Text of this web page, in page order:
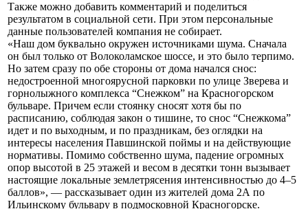
Также можно добавить комментарий и поделиться
результатом в социальной сети. При этом персональные
данные пользователей компания не собирает.
«Наш дом буквально окружен источниками шума. Сначала
он был только от Волоколамское шоссе, и это было терпимо.
Но затем сразу по обе стороны от дома начался снос:
недостроенной многоярусной парковки по улице Зверева и
горнолыжного комплекса “Снежком” на Красногорском
бульваре. Причем если стоянку сносят хотя бы по
расписанию, соблюдая закон о тишине, то снос “Снежкома”
идет и по выходным, и по праздникам, без оглядки на
интересы населения Павшинской поймы и на действующие
нормативы. Помимо собственно шума, падение огромных
опор высотой в 25 этажей и весом в десятки тонн вызывает
настоящие локальные землетрясения интенсивностью до 4–5
баллов», — рассказывает один из жителей дома 2А по
Ильинскому бульвару в подмосковной Красногорске.